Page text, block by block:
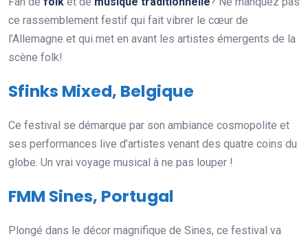
ce rassemblement festif qui fait vibrer le cœur de
l’Allemagne et qui met en avant les artistes émergents de la
scène folk!
Sfinks Mixed, Belgique
Ce festival se démarque par son ambiance cosmopolite et
ses performances live d’artistes venant des quatre coins du
globe. Un vrai voyage musical à ne pas louper !
FMM Sines, Portugal
Plongé dans le décor magnifique de Sines, ce festival va